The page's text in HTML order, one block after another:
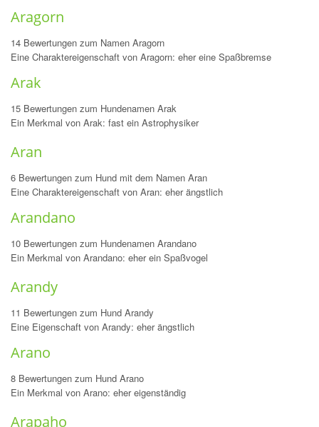
Aragorn
14 Bewertungen zum Namen Aragorn
Eine Charaktereigenschaft von Aragorn: eher eine Spaßbremse
Arak
15 Bewertungen zum Hundenamen Arak
Ein Merkmal von Arak: fast ein Astrophysiker
Aran
6 Bewertungen zum Hund mit dem Namen Aran
Eine Charaktereigenschaft von Aran: eher ängstlich
Arandano
10 Bewertungen zum Hundenamen Arandano
Ein Merkmal von Arandano: eher ein Spaßvogel
Arandy
11 Bewertungen zum Hund Arandy
Eine Eigenschaft von Arandy: eher ängstlich
Arano
8 Bewertungen zum Hund Arano
Ein Merkmal von Arano: eher eigenständig
Arapaho